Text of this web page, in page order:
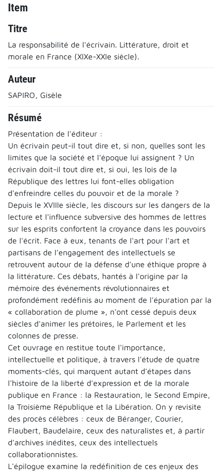
Item
Titre
La responsabilité de l'écrivain. Littérature, droit et
morale en France (XIXe-XXIe siècle).
Auteur
SAPIRO, Gisèle
Résumé
Présentation de l'éditeur :
Un écrivain peut-il tout dire et, si non, quelles sont les
limites que la société et l'époque lui assignent ? Un
écrivain doit-il tout dire et, si oui, les lois de la
République des lettres lui font-elles obligation
d'enfreindre celles du pouvoir et de la morale ?
Depuis le XVIIIe siècle, les discours sur les dangers de la
lecture et l'influence subversive des hommes de lettres
sur les esprits confortent la croyance dans les pouvoirs
de l'écrit. Face à eux, tenants de l'art pour l'art et
partisans de l'engagement des intellectuels se
retrouvent autour de la défense d'une éthique propre à
la littérature. Ces débats, hantés à l'origine par la
mémoire des événements révolutionnaires et
profondément redéfinis au moment de l'épuration par la
« collaboration de plume », n'ont cessé depuis deux
siècles d'animer les prétoires, le Parlement et les
colonnes de presse.
Cet ouvrage en restitue toute l'importance,
intellectuelle et politique, à travers l'étude de quatre
moments-clés, qui marquent autant d'étapes dans
l'histoire de la liberté d'expression et de la morale
publique en France : la Restauration, le Second Empire,
la Troisième République et la Libération. On y revisite
des procès célèbres : ceux de Béranger, Courier,
Flaubert, Baudelaire, ceux des naturalistes et, à partir
d'archives inédites, ceux des intellectuels
collaborationnistes.
L'épilogue examine la redéfinition de ces enjeux des